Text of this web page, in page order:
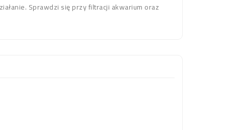
Sprawdzi się przy filtracji akwarium oraz